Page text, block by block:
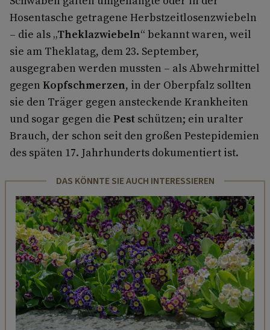
Hosentasche getragene Herbstzeitlosenzwiebeln
– die als „Theklazwiebeln“ bekannt waren, weil
sie am Theklatag, dem 23. September,
ausgegraben werden mussten – als Abwehrmittel
gegen Kopfschmerzen, in der Oberpfalz sollten
sie den Träger gegen ansteckende Krankheiten
und sogar gegen die Pest schützen; ein uralter
Brauch, der schon seit den großen Pestepidemien
des späten 17. Jahrhunderts dokumentiert ist.
DAS KÖNNTE SIE AUCH INTERESSIEREN